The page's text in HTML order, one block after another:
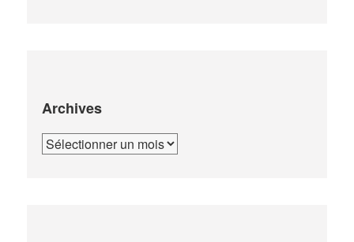
Archives
Archives